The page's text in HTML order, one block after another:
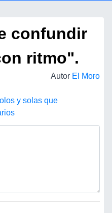
confundir
ritmo".
Autor El Moro
y solas que